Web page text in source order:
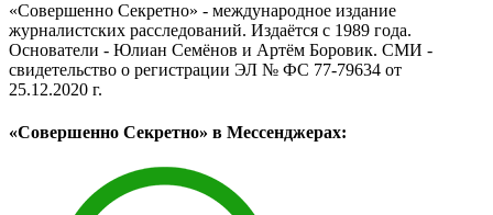
«Совершенно Секретно» - международное издание
журналистских расследований. Издаётся с 1989 года.
Основатели - Юлиан Семёнов и Артём Боровик. CМИ -
свидетельство о регистрации ЭЛ № ФС 77-79634 от
25.12.2020 г.
«Совершенно Секретно» в Мессенджерах: